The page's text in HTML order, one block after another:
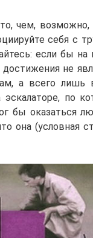
чем, возможно,
себя с
если бы
не
а всего лишь
эскалаторе, по
бы оказаться
она (условная